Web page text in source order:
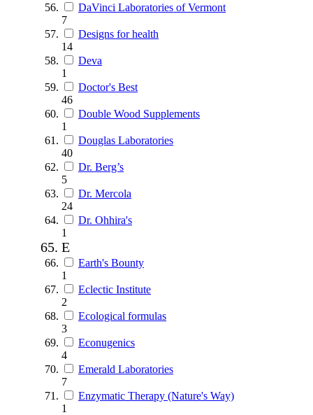
DaVinci Laboratories of Vermont
7
Designs for health
14
Deva
1
Doctor's Best
46
Double Wood Supplements
1
Douglas Laboratories
40
Dr. Berg’s
5
Dr. Mercola
24
Dr. Ohhira's
1
E
Earth's Bounty
1
Eclectic Institute
2
Ecological formulas
3
Econugenics
4
Emerald Laboratories
7
Enzymatic Therapy (Nature's Way)
1